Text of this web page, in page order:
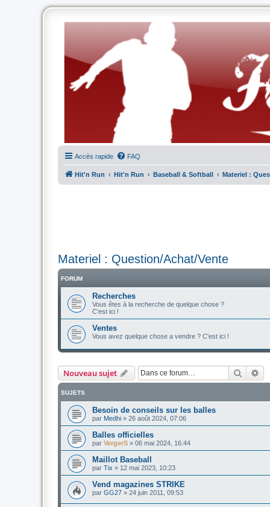
Accès rapide FAQ
Hit'n Run Hit'n Run Baseball & Softball Materiel :
Materiel : Question/Achat/Vente
FORUM
Recherches
Vous êtes à la recherche de quelque chose ?
C'est ici !
Ventes
Vous avez quelque chose a vendre ? C'est ici !
Nouveau sujet
SUJETS
Besoin de conseils sur les balles
par Medhi » 26 août 2024, 07:06
Balles officielles
par VergerS » 06 mai 2024, 16:44
Maillot Baseball
par Tix » 12 mai 2023, 10:23
Vend magazines STRIKE
par GG27 » 24 juin 2011, 09:53